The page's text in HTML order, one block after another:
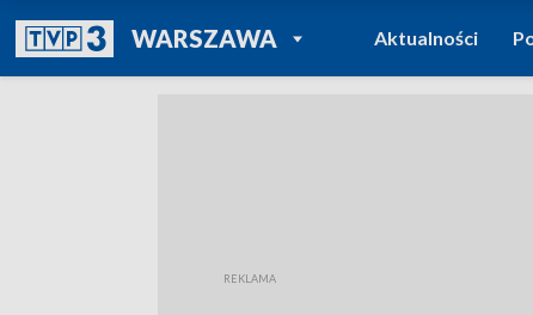
WARSZAWAPOWRÓT DO
TVP REGIONY
Aktualności